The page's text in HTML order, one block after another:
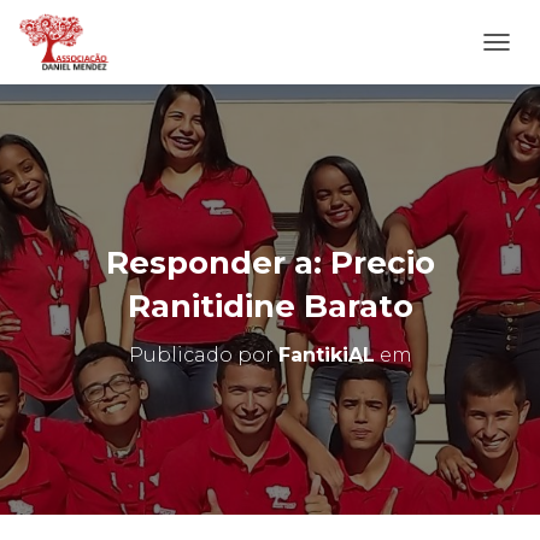
L
T
E
R
N
A
N
A
E
G
O
Responder a: Precio
Ranitidine Barato
Publicado porFantikiALem